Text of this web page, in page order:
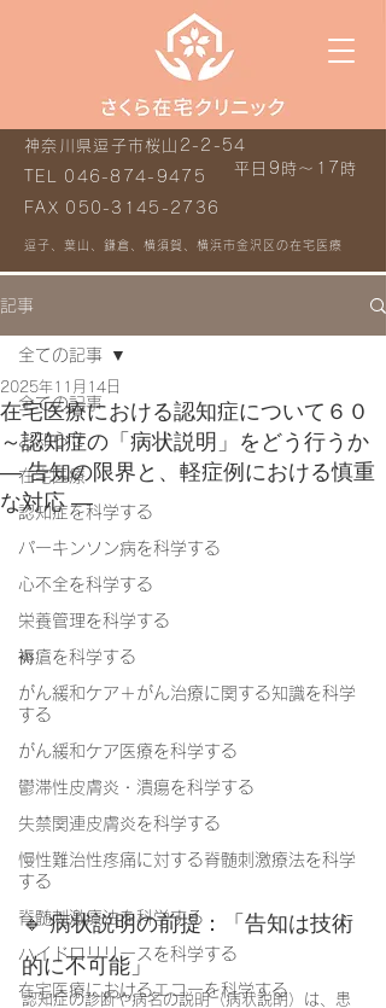
平日9時～17時
神奈川県逗子市桜山2-2-54
TEL 046-874-9475
FAX 050-3145-2736
逗子、葉山、鎌倉、横須賀、横浜市金沢区の在宅医療
記事
全ての記事
お知らせ
在宅医療
認知症を科学する
パーキンソン病を科学する
心不全を科学する
栄養管理を科学する
褥瘡を科学する
がん緩和ケア＋がん治療に関する知識を科学
する
がん緩和ケア医療を科学する
鬱滞性皮膚炎・潰瘍を科学する
失禁関連皮膚炎を科学する
慢性難治性疼痛に対する脊髄刺激療法を科学
する
脊髄刺激療法を科学する
ハイドロリリースを科学する
在宅医療におけるエコーを科学する
全ての記事
在宅医療における認知症について６０
～認知症の「病状説明」をどう行うか
― 告知の限界と、軽症例における慎重
な対応 ―
2025年11月14日
🔹 病状説明の前提：「告知は技術
的に不可能」
認知症の診断や病名の説明（病状説明）は、患